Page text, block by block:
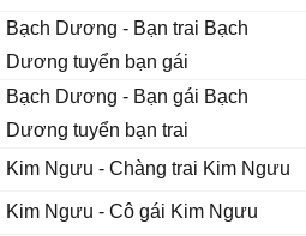
Bạch Dương - Bạn trai Bạch
Dương tuyển bạn gái
Bạch Dương - Bạn gái Bạch
Dương tuyển bạn trai
Kim Ngưu - Chàng trai Kim Ngưu
Kim Ngưu - Cô gái Kim Ngưu